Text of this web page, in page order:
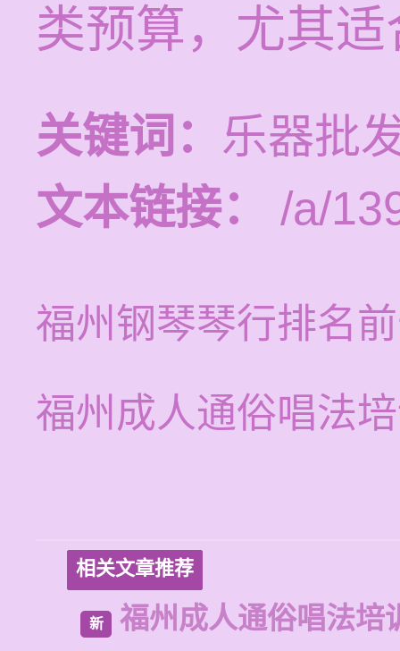
类预算，尤其
关键词： 乐器批
文本链接：
/a/
福州钢琴琴行排名
福州成人通俗唱法
相关文章推荐
新 福州成人通俗唱法培